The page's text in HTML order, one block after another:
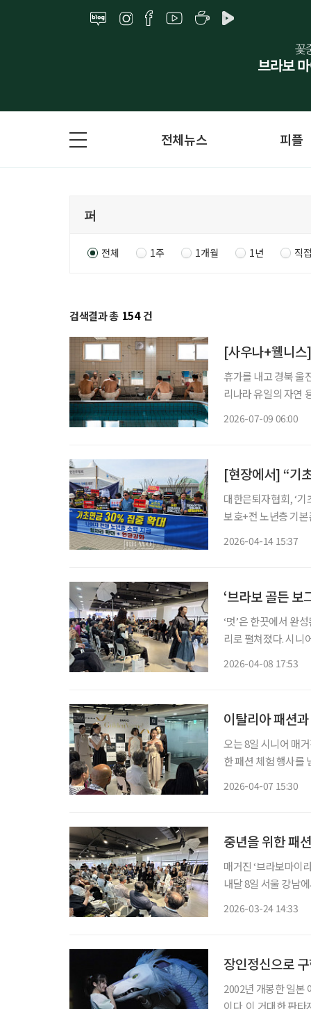
전체뉴스 피플
전체 1주 1개월 1년 직
검색결과 총 154 건
[사우나+웰니
휴가를 내고 경북 울
리나라 유일의 자연
2026-07-09 06:00
대한은퇴자협회, ‘
보호+전 노년층 기본존엄 보장 원
2026-04-14 15:37
‘브라보 골든 보
‘멋’은 한끗에서 완
리로 펼쳐졌다. 시니어 매거진 ‘브라보 마이 라이프’가 주최한 ‘브라보 골든 보그 2026’이 8일
2026-04-08 17:53
이탈리아 패션
오는 8일 시니어 매
한 패션 체험 행사를
2026-04-07 15:30
중년을 위한 패
매거진 ‘브라보마이
내달 8일 서울 강남
2026-03-24 14:33
장인정신으로
2002년 개봉한 일본
이다. 이 거대한 판